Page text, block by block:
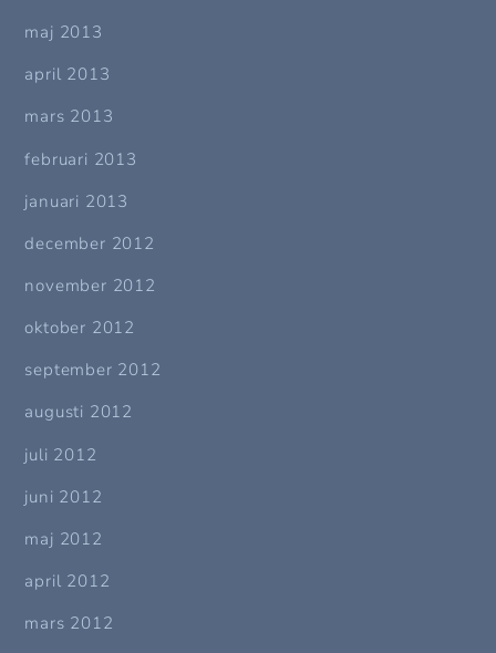
maj 2013
april 2013
mars 2013
februari 2013
januari 2013
december 2012
november 2012
oktober 2012
september 2012
augusti 2012
juli 2012
juni 2012
maj 2012
april 2012
mars 2012